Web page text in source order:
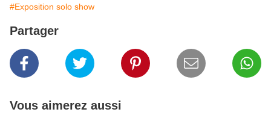
#Exposition solo show
Partager
Vous aimerez aussi